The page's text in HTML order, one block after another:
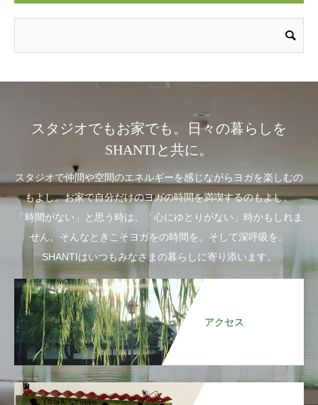
スタジオでもお家でも。日々の暮らしを
SHANTIと共に。
スタジオで仲間や空間のエネルギーを感じながらヨガを楽しむの
もよし。お家で自分だけのヨガの時間を満喫するのもよし。
「時間がない」と思う時は、「心にゆとりがない」時かもしれま
せん。そんなときこそヨガをの時間を。そして深呼吸を。
SHANTIはいつもみなさまの暮らしに寄り添います。
アクセス